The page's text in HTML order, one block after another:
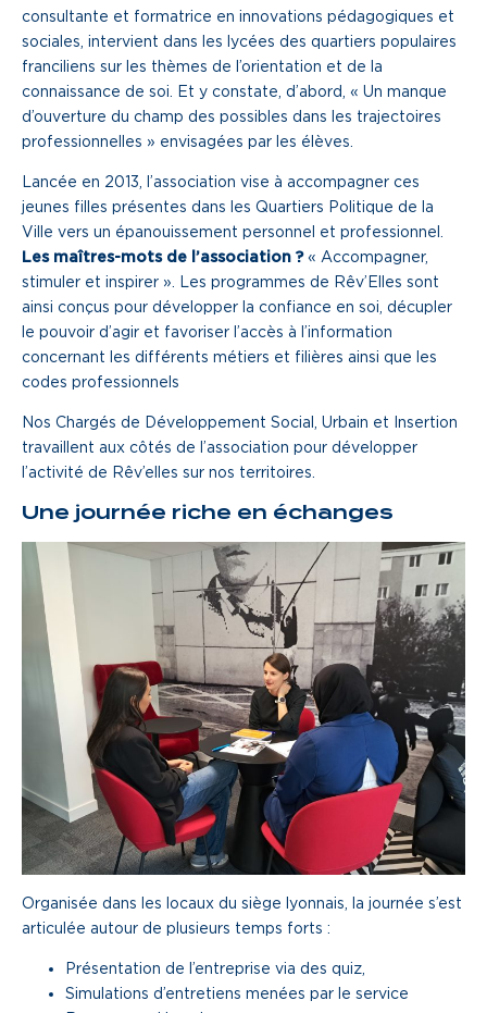
Une gouvernance de proximité
Notre histoire
Nous rejoindre
Nos métiers
consultante et formatrice en innovations pédagogiques et
sociales, intervient dans les lycées des quartiers populaires
franciliens sur les thèmes de l’orientation et de la
connaissance de soi. Et y constate, d’abord, « Un manque
d’ouverture du champ des possibles dans les trajectoires
professionnelles » envisagées par les élèves.
Lancée en 2013, l’association vise à accompagner ces
jeunes filles présentes dans les Quartiers Politique de la
Ville vers un épanouissement personnel et professionnel.
Les maîtres-mots de l’association ?« Accompagner,
stimuler et inspirer ». Les programmes de Rêv’Elles sont
ainsi conçus pour développer la confiance en soi, décupler
le pouvoir d’agir et favoriser l’accès à l’information
concernant les différents métiers et filières ainsi que les
codes professionnels
Nos Chargés de Développement Social, Urbain et Insertion
travaillent aux côtés de l’association pour développer
l’activité de Rêv’elles sur nos territoires.
Une journée riche en échanges
Organisée dans les locaux du siège lyonnais, la journée s’est
articulée autour de plusieurs temps forts :
Présentation de l’entreprise via des quiz,
Simulations d’entretiens menées par le service